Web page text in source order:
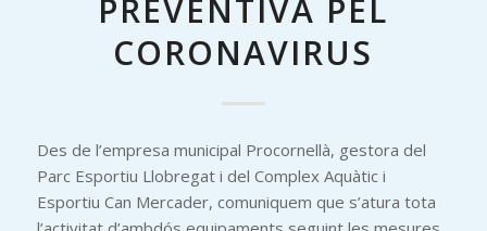
PREVENTIVA PEL
CORONAVIRUS
Des de l’empresa municipal Procornellà, gestora del
Parc Esportiu Llobregat i del Complex Aquàtic i
Esportiu Can Mercader, comuniquem que s’atura tota